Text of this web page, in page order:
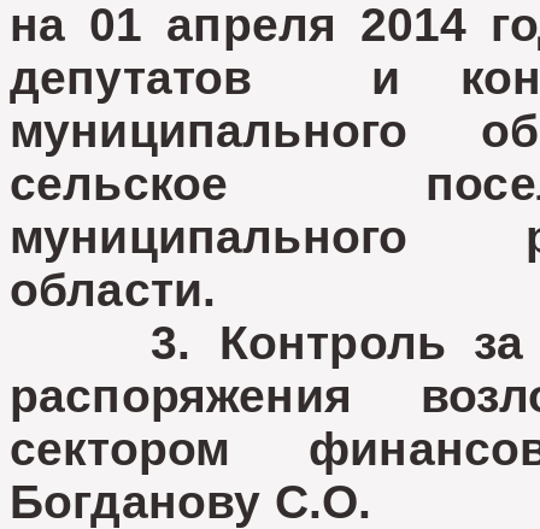
на 01 апреля 2014
депутатов и
муниципального
сельское
муниципального
области.
3. Контроль за
распоряжения
сектором
Богданову С.О.